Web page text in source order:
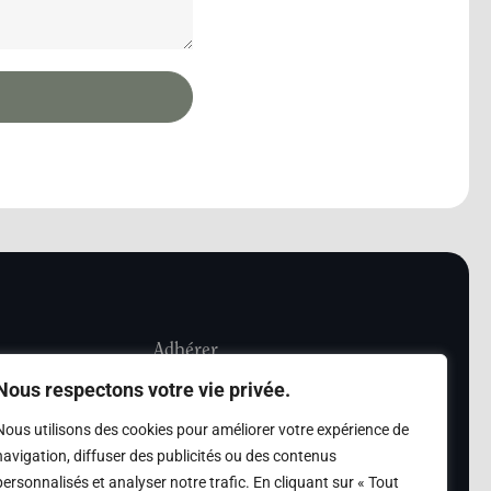
respectons votre vie privée.
utilisons des cookies pour améliorer votre expérience de
diffuser des publicités ou des contenus
et analyser notre trafic. En cliquant sur « Tout
Les Amis de
de la
archives des Amis
Adhérer
Adhésion